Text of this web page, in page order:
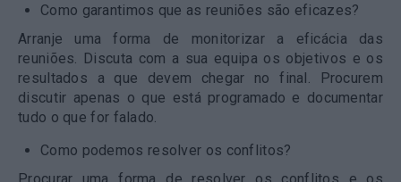
Como garantimos que as reuniões são eficazes?
Arranje uma forma de monitorizar a eficácia das
reuniões. Discuta com a sua equipa os objetivos e os
resultados a que devem chegar no final. Procurem
discutir apenas o que está programado e documentar
tudo o que for falado.
Como podemos resolver os conflitos?